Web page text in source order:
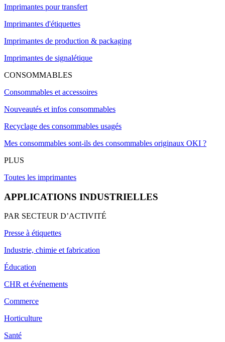
Imprimantes pour transfert
Imprimantes d'étiquettes
Imprimantes de production & packaging
Imprimantes de signalétique
CONSOMMABLES
Consommables et accessoires
Nouveautés et infos consommables
Recyclage des consommables usagés
Mes consommables sont-ils des consommables originaux OKI ?
PLUS
Toutes les imprimantes
APPLICATIONS INDUSTRIELLES
PAR SECTEUR D’ACTIVITÉ
Presse à étiquettes
Industrie, chimie et fabrication
Éducation
CHR et événements
Commerce
Horticulture
Santé